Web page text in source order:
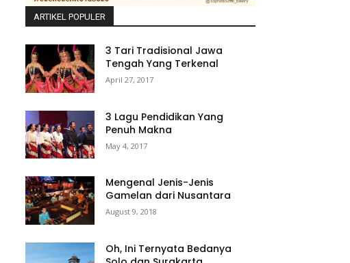
ARTIKEL POPULER
3 Tari Tradisional Jawa
Tengah Yang Terkenal
April 27, 2017
3 Lagu Pendidikan Yang
Penuh Makna
May 4, 2017
Mengenal Jenis-Jenis
Gamelan dari Nusantara
August 9, 2018
Oh, Ini Ternyata Bedanya